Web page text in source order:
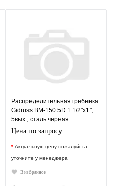
Распределительная гребенка
Gidruss BM-150 5D 1 1/2"х1",
5вых., сталь черная
Цена по запросу
* Актуальную цену пожалуйста
уточните у менеджера
В избранное